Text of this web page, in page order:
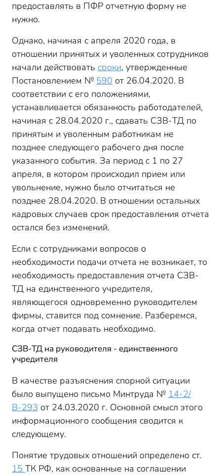
предоставлять в ПФР отчетную форму не
нужно.
Однако, начиная с апреля 2020 года, в
отношении принятых и уволенных сотрудников
начали действовать сроки, утвержденные
Постановлением № 590 от 26.04.2020. В
соответствии с его положениями,
устанавливается обязанность работодателей,
начиная с 28.04.2020 г., сдавать СЗВ-ТД по
принятым и уволенным работникам не
позднее следующего рабочего дня после
указанного события. За период с 1 по 27
апреля, в котором происходил прием или
увольнение, нужно было отчитаться не
позднее 28.04.2020. В отношении остальных
кадровых случаев срок предоставления отчета
остался без изменений.
Если с сотрудниками вопросов о
необходимости подачи отчета не возникает, то
необходимость предоставления отчета СЗВ-
ТД на единственного учредителя,
являющегося одновременно руководителем
фирмы, ставится под сомнение. Разберемся,
когда отчет подавать необходимо.
СЗВ-ТД на руководителя - единственного
учредителя
В качестве разъяснения спорной ситуации
было выпущено письмо Минтруда № 14-2/
В-293 от 24.03.2020 г. Основной смысл этого
информационного сообщения сводится к
следующему.
Понятие трудовых отношений определено ст.
15 ТК РФ, как основанные на соглашении